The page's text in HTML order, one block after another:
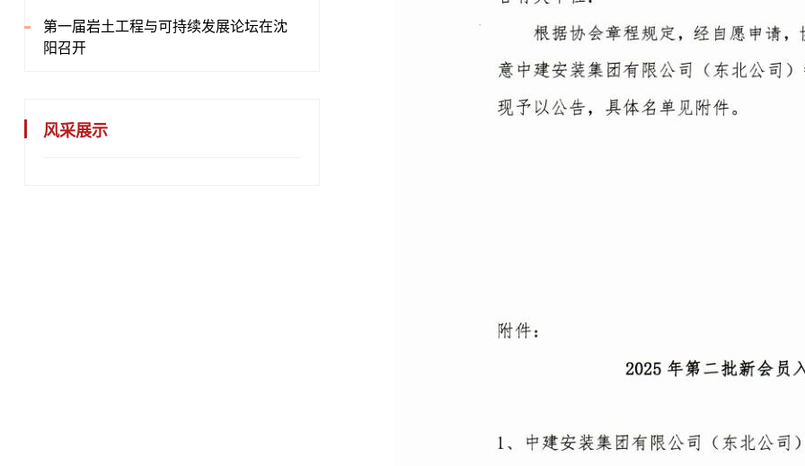
第一届岩土工程与可持续发展论坛在沈
阳召开
风采展示